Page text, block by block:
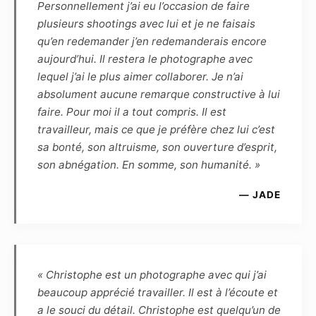
semaines, par voie numérique, les
photographies de la séance. La haute définition
(dossier HD) permettra de faire des
impressions non lucratives, sans contrainte de
temps ou de quantité, tandis que la basse
définition, marquée par le photographe, pourra
être diffusée sur Internet dans le cadre du
cercle privé et familial, ou de la promotion
personnelle du modèle, dans un but non
commercial.
prestations est fixée à zéro euro. Cette
rémunération est définitive, et le Modèle
reconnaît être entièrement rempli de son droit
Personnellement j’ai eu l’occasion de faire
plusieurs shootings avec lui et je ne faisais
qu’en redemander j’en redemanderais encore
aujourd’hui. Il restera le photographe avec
lequel j’ai le plus aimer collaborer. Je n’ai
absolument aucune remarque constructive à lui
faire. Pour moi il a tout compris. Il est
travailleur, mais ce que je préfère chez lui c’est
sa bonté, son altruisme, son ouverture d’esprit,
son abnégation. En somme, son humanité. »
— JADE
« Christophe est un photographe avec qui j’ai
beaucoup apprécié travailler. Il est à l’écoute et
a le souci du détail. Christophe est quelqu’un de